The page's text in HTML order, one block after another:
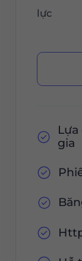
lực
gia